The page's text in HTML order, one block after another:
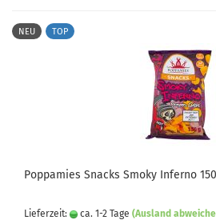
NEU TOP
Poppamies Snacks Smoky Inferno
Lieferzeit: ca. 1-2 Tage (Ausland